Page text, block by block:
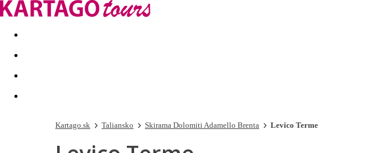
Last minute Dovolenkové kluby
Kartago.sk Taliansko Skirama Dolomiti Adamello Brenta Levico Terme